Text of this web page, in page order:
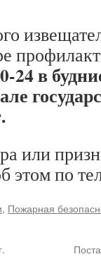
24 в
или
этом по
, Пожарная